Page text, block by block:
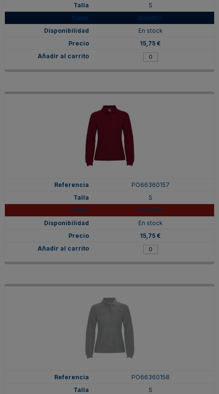
S
MARINO
En stock
15,75 €
PO66360157
S
GRANATE
En stock
15,75 €
PO66360158
S